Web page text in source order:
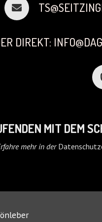
DIREKT:
MIT DEM
mehr in der